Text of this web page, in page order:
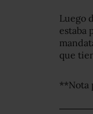
Luego
estaba
que
**Nota